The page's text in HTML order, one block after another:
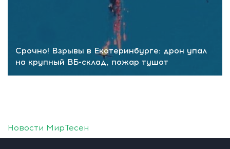
Срочно! Взрывы в Екатеринбурге: дрон упал
на крупный ВБ-склад, пожар тушат
Новости МирТесен